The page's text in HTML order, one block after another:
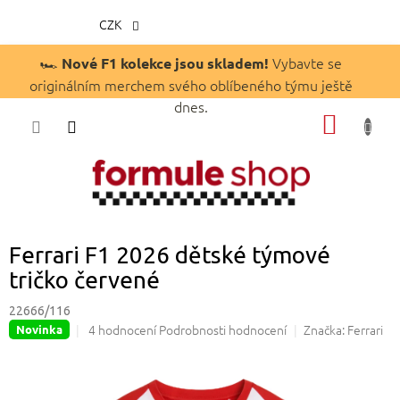
obsah
🏎️ Nové F1 kolekce jsou skladem! Vybavte se
originálním merchem svého oblíbeného týmu ještě
dnes.
CZK
Ferrari F1 2026 dětské týmové
tričko červené
22666/116
Novinka
Průměrné
4 hodnoceníPodrobnosti hodnocení Značka: Ferrari